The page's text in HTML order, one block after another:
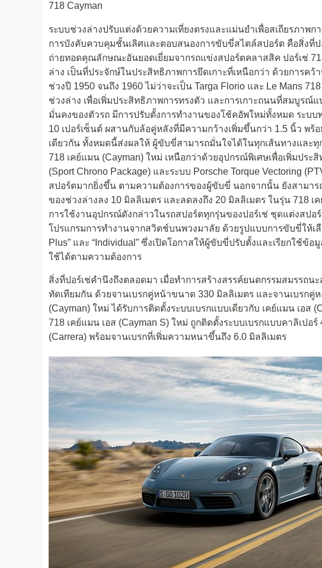
718 Cayman
ระบบช่วงล่างปรับแต่งด้วยความเที่ยงตรงและแม่นยำเพื่อสเถียรภาพก
การบังคับควบคุมชั้นเลิศและตอบสนองการขับขี่สไตล์สปอร์ต คือสิ่งที่ป
ถ่ายทอดคุณลักษณะอันยอดเยี่ยมจากรถแข่งสปอร์ตคลาสสิค ปอร์เช่
ล่าง เป็นที่ประจักษ์ในประสิทธิภาพการยึดเกาะที่เหนือกว่า ด้วยการ
ช่วงปี 1950 จนถึง 1960 ไม่ว่าจะเป็น Targa Florio และ Le Mans
ช่วงล่าง เพื่อเพิ่มประสิทธิภาพการทรงตัว และการเกาะถนนที่สมบูรณ์
มั่นคงของตัวรถ มีการปรับตั้งการทำงานของโช้คอัพใหม่ทั้งหมด ระบบ
10 เปอร์เซ็นต์ ผสานกับล้อคู่หลังที่มีความกว้างเพิ่มขึ้นกว่า 1.5 นิ้ว พ
เดียวกัน ทั้งหมดนี้ส่งผลให้ ผู้ขับขี่สามารถมั่นใจได้ในทุกเส้นทางและทุ
718 เคย์แมน (Cayman) ใหม่ เหนือกว่าด้วยอุปกรณ์พิเศษเพื่อเพิ่มปร
(Sport Chrono Package) และระบบ Porsche Torque Vectoring
สปอร์ตมากยิ่งขึ้น ตามความต้องการของผู้ขับขี่ นอกจากนั้น ยังสามาร
ของช่วงล่างลง 10 มิลลิเมตร และลดลงถึง 20 มิลลิเมตร ในรุ่น 718 เ
การใช้งานอุปกรณ์ดังกล่าวในรถสปอร์ตทุกรุ่นของปอร์เช่ ชุดแต่งสปอ
โปรแกรมการทำงานจากสวิตช์บนพวงมาลัย ด้วยรูปแบบการขับขี่ให้เลื
Plus” และ “Individual” ซึ่งเปิดโอกาสให้ผู้ขับขี่ปรับตั้งและเรียกใช้ข้
ใช้ได้ตามความต้องการ
สิ่งที่ปอร์เช่คำนึงถึงตลอดมา เมื่อทำการสร้างสรรค์ยนตกรรมสมรรถน
ทัดเทียมกัน ด้วยจานเบรกคู่หน้าขนาด 330 มิลลิเมตร และจานเบรกคู่
(Cayman) ใหม่ ได้รับการติดตั้งระบบเบรกแบบเดียวกับ เคย์แมน เอส
718 เคย์แมน เอส (Cayman S) ใหม่ ถูกติดตั้งระบบเบรกแบบคาลิเปอร์
(Carrera) พร้อมจานเบรกที่เพิ่มความหนาขึ้นถึง 6.0 มิลลิเมตร